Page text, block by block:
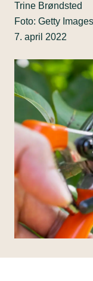
Trine Brøndsted
Foto: Getty Images
7. april 2022